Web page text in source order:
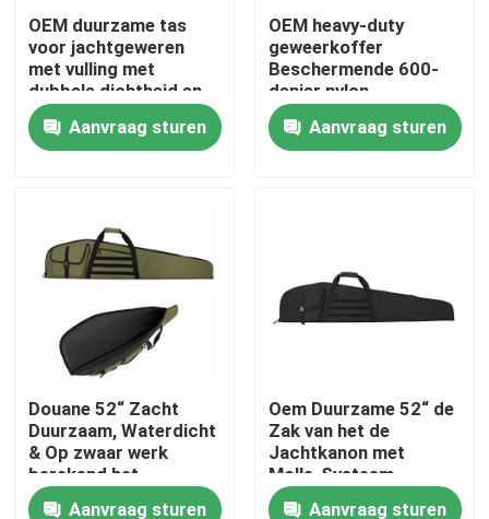
Over ons
Fabriekstocht
Neem contact met ons op
Vraag een offerte
Tactische Kanonzak
De Zak van het de jachtkanon
OEM duurzame tas
voor jachtgeweren
met vulling met
dubbele dichtheid en
verstelbare riem
Aanvraag sturen
OEM heavy-duty
geweerkoffer
Beschermende 600-
denier nylon
jachtgeweertas
Aanvraag sturen
Douane 52“ Zacht
Duurzaam, Waterdicht
& Op zwaar werk
berekend het
Geweergeval van
Aanvraag sturen
Oem Duurzame 52“ de
Zak van het de
Jachtkanon met
Molle-Systeem,
Pasvormen de Meeste
Aanvraag sturen